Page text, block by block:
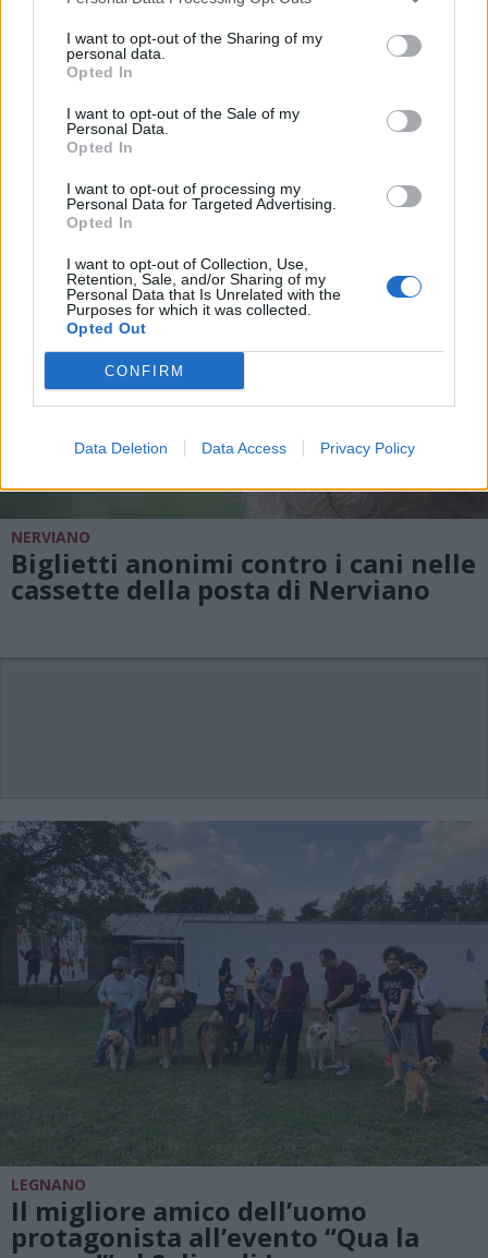
I want to opt-out of the Sharing of my
personal data.
Opted In
I want to opt-out of the Sale of my
Personal Data.
Opted In
I want to opt-out of processing my
Personal Data for Targeted Advertising.
Opted In
I want to opt-out of Collection, Use,
Retention, Sale, and/or Sharing of my
Personal Data that Is Unrelated with the
Purposes for which it was collected.
Opted Out
CONFIRM
Data Deletion Data Access Privacy Policy
NERVIANO
Cani “a lezione” dai Soccorritori
Cinofili Volontari di Nerviano
NERVIANO
Biglietti anonimi contro i cani nelle
cassette della posta di Nerviano
LEGNANO
Il migliore amico dell’uomo
protagonista all’evento “Qua la